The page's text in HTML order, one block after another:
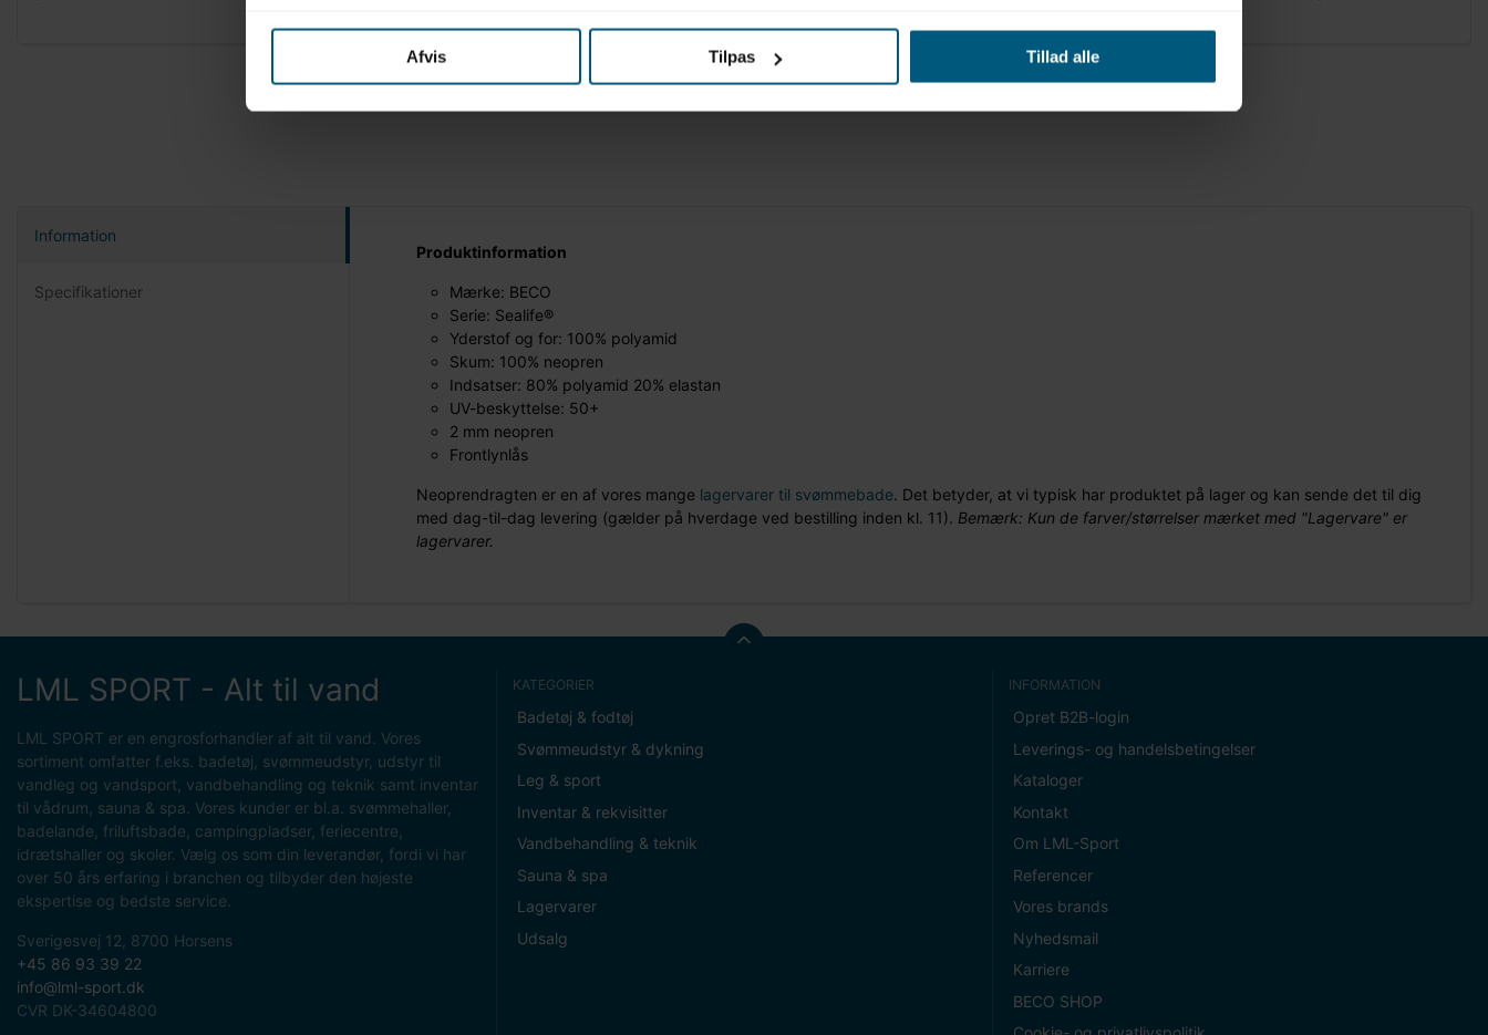
Afvis Tilpas Tillad alle
Information
Specifikationer
Produktinformation
Mærke: BECO
Serie: Sealife®
Yderstof og for: 100% polyamid
Skum: 100% neopren
Indsatser: 80% polyamid 20% elastan
UV-beskyttelse: 50+
2 mm neopren
Frontlynlås
Neoprendragten er en af vores mange lagervarer til svømmebade. Det betyder, at vi typisk har produktet på lager og kan sende det til dig
med dag-til-dag levering (gælder på hverdage ved bestilling inden kl. 11). Bemærk: Kun de farver/størrelser mærket med "Lagervare" er
lagervarer.
LML SPORT - Alt til vand
LML SPORT er en engrosforhandler af alt til vand. Vores
sortiment omfatter f.eks. badetøj, svømmeudstyr, udstyr til
vandleg og vandsport, vandbehandling og teknik samt inventar
til vådrum, sauna & spa. Vores kunder er bl.a. svømmehaller,
badelande, friluftsbade, campingpladser, feriecentre,
idrætshaller og skoler. Vælg os som din leverandør, fordi vi har
over 50 års erfaring i branchen og tilbyder den højeste
ekspertise og bedste service.
Sverigesvej 12, 8700 Horsens
+45 86 93 39 22
info@lml-sport.dk
CVR DK-34604800
KATEGORIER
Badetøj & fodtøj
Svømmeudstyr & dykning
Leg & sport
Inventar & rekvisitter
Vandbehandling & teknik
Sauna & spa
Lagervarer
Udsalg
INFORMATION
Opret B2B-login
Leverings- og handelsbetingelser
Kataloger
Kontakt
Om LML-Sport
Referencer
Vores brands
Nyhedsmail
Karriere
BECO SHOP